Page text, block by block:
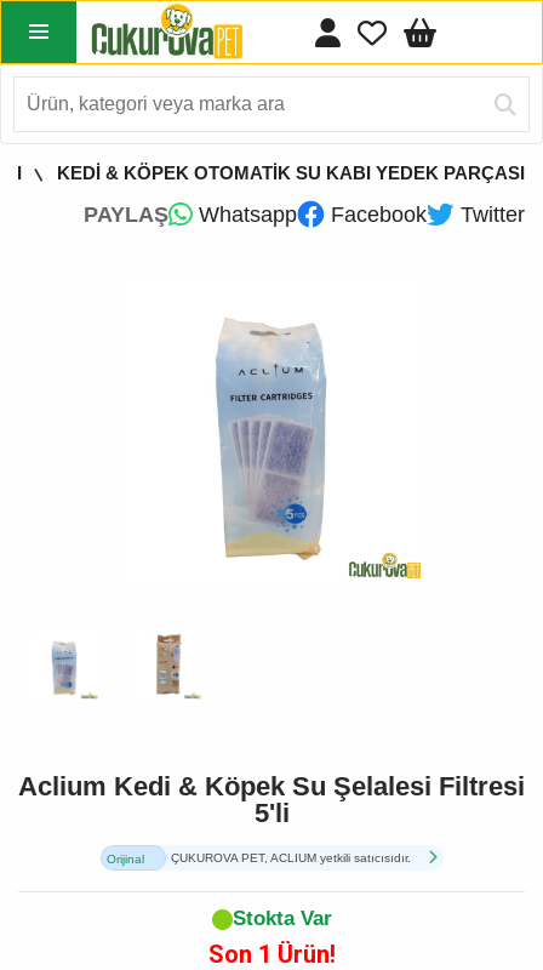
KEDİ & KÖPEK OTOMATİK SU KABI YEDEK PARÇASI
PAYLAŞ Whatsapp Facebook Twitter
Aclium Kedi & Köpek Su Şelalesi Filtresi
5'li
Orijinal
ÇUKUROVA PET, ACLIUM yetkili satıcısıdır.
Stokta Var
Son 1 Ürün!